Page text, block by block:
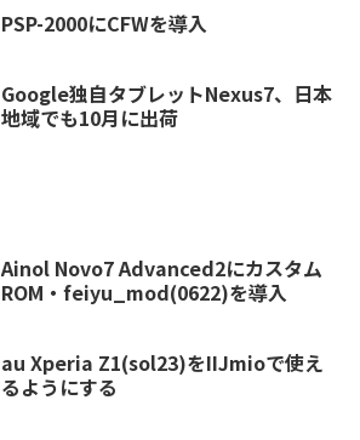
PSP-2000にCFWを導入
Google独自タブレットNexus7、日本
地域でも10月に出荷
Ainol Novo7 Advanced2にカスタム
ROM・feiyu_mod(0622)を導入
au Xperia Z1(sol23)をIIJmioで使え
るようにする